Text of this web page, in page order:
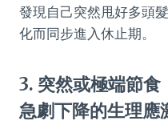
發現自己突然甩好多頭
化而同步進入休止期。
3. 突然或極端節
急劇下降的生理應